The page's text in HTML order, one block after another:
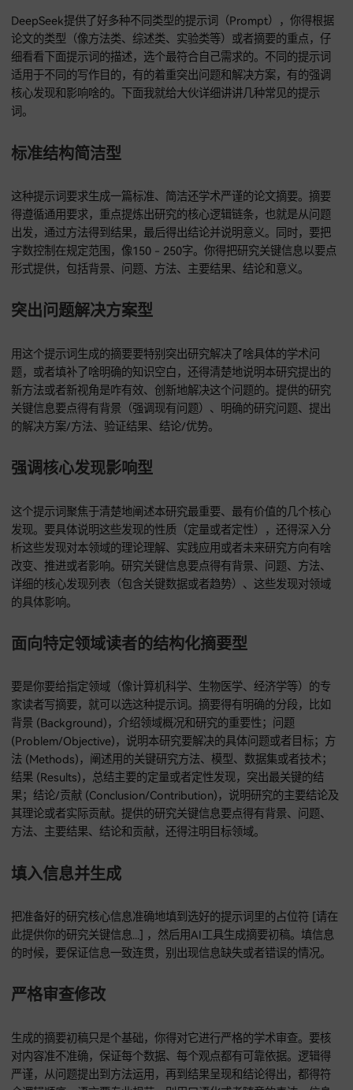
挑选合适的提示词
DeepSeek提供了好多种不同类型的提示词（Prompt），你得
论文的类型（像方法类、综述类、实验类等）或者摘要的重点
适用于不同的写作目的，有的着重突出问题和解决方案，有的
词。
标准结构简洁型
得遵循通用要求，重点提炼出研究的核心逻辑链条，也就是从
字数控制在规定范围，像150 - 250字。你得把研究关键信息以
形式提供，包括背景、问题、方法、主要结果、结论和意义。
突出问题解决方案型
用这个提示词生成的摘要要特别突出研究解决了啥具体的学术
新方法或者新视角是咋有效、创新地解决这个问题的。提供的
关键信息要点得有背景（强调现有问题）、明确的研究问题、
的解决方案/方法、验证结果、结论/优势。
强调核心发现影响型
这个提示词聚焦于清楚地阐述本研究最重要、最有价值的几个
析这些发现对本领域的理论理解、实践应用或者未来研究方向
改变、推进或者影响。研究关键信息要点得有背景、问题、方
详细的核心发现列表（包含关键数据或者趋势）、这些发现对
的具体影响。
面向特定领域读者的结构化摘要型
要是你要给指定领域（像计算机科学、生物医学、经济学等）
背景 (Background)，介绍领域概况和研究的重要性；问题
法 (Methods)，阐述用的关键研究方法、模型、数据集或者技
结果 (Results)，总结主要的定量或者定性发现，突出最关键的
果；结论/贡献 (Conclusion/Contribution)，说明研究的主要
方法、主要结果、结论和贡献，还得注明目标领域。
填入信息并生成